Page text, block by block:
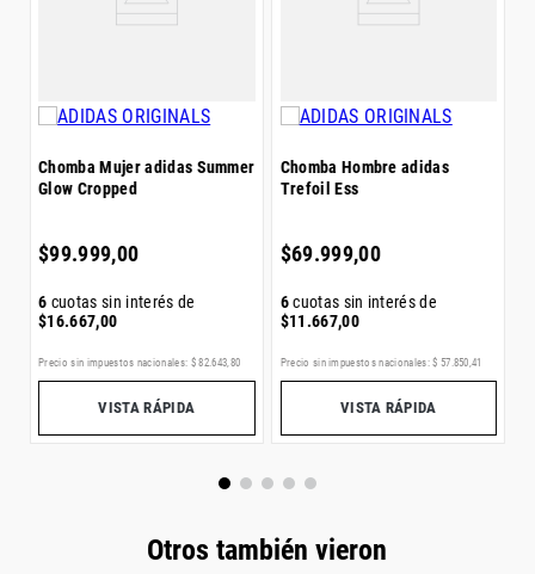
Chomba Mujer adidas Summer
Glow Cropped
$99.999,00
6 cuotas sin interés de
$16.667,00
Precio sin impuestos nacionales: $ 82.643,80
VISTA RÁPIDA
Chomba Hombre adidas
Trefoil Ess
$69.999,00
6cuotas sin interés de
$11.667,00
Precio sin impuestos nacionales: $ 57.850,41
VISTA RÁPIDA
Otros también vieron